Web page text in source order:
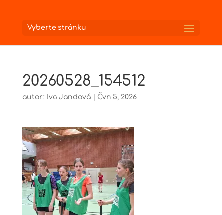
Vyberte stránku
20260528_154512
autor: Iva Jandová| Čvn 5, 2026